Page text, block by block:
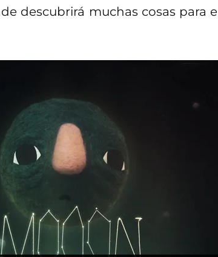
descubrirá muchas cosas para